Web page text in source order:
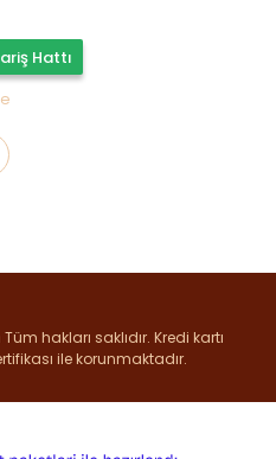
Hattı
hakları saklıdır. Kredi kartı
ile korunmaktadır.